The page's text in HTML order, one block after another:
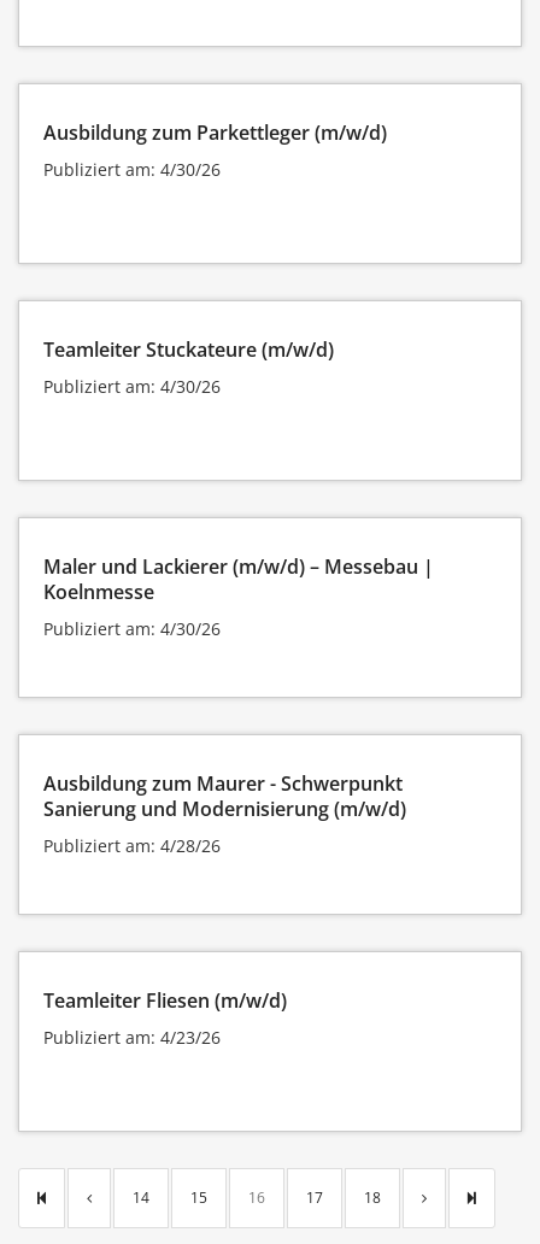
Ausbildung zum Parkettleger (m/w/d)
Publiziert am: 4/30/26
Teamleiter Stuckateure (m/w/d)
Publiziert am: 4/30/26
Maler und Lackierer (m/w/d) – Messebau |
Koelnmesse
Publiziert am: 4/30/26
Ausbildung zum Maurer - Schwerpunkt
Sanierung und Modernisierung (m/w/d)
Publiziert am: 4/28/26
Teamleiter Fliesen (m/w/d)
Publiziert am: 4/23/26
14 15 16 17 18